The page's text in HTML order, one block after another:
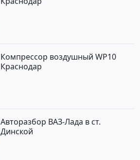
Компрессор воздушный WP10
Краснодар
Авторазбор ВАЗ-Лада в ст.
Динской